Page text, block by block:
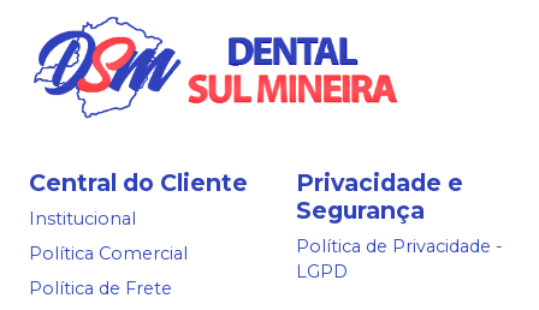
Central do Cliente
Institucional
Política Comercial
Política de Frete
Privacidade e
Segurança
Política de Privacidade -
LGPD